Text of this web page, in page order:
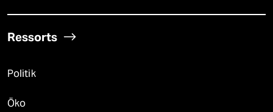
Ressorts
Politik
Öko